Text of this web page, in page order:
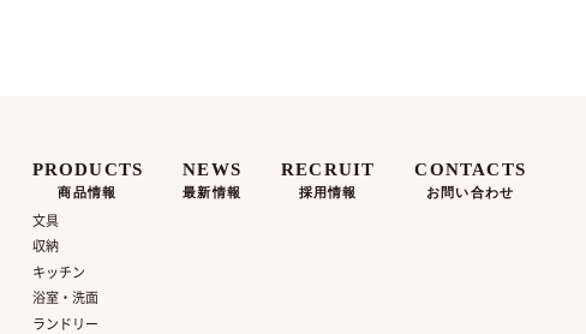
PRODUCTS
商品情報
文具
収納
キッチン
浴室・洗面
ランドリー
NEWS
最新情報
RECRUIT
採用情報
CONTACTS
お問い合わせ